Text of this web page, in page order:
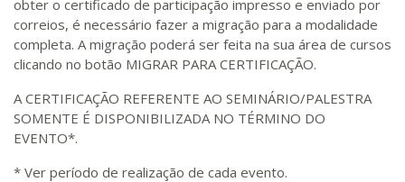
obter o certificado de participação impresso e enviado por
correios, é necessário fazer a migração para a modalidade
completa. A migração poderá ser feita na sua área de cursos
clicando no botão MIGRAR PARA CERTIFICAÇÃO.
A CERTIFICAÇÃO REFERENTE AO SEMINÁRIO/PALESTRA
SOMENTE É DISPONIBILIZADA NO TÉRMINO DO
EVENTO*.
* Ver período de realização de cada evento.